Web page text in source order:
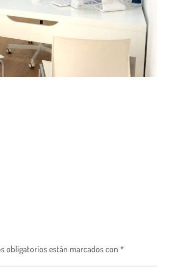
obligatorios están marcados con *